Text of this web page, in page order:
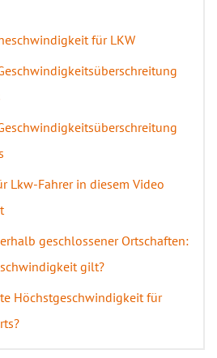
für LKW
Lkw-Fahrer in diesem Video
geschlossener Ortschaften:
gilt?
Höchstgeschwindigkeit für